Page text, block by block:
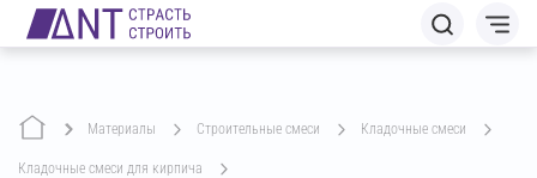
Материалы строительные смеси кладочные смеси
кладочные смеси для кирпича